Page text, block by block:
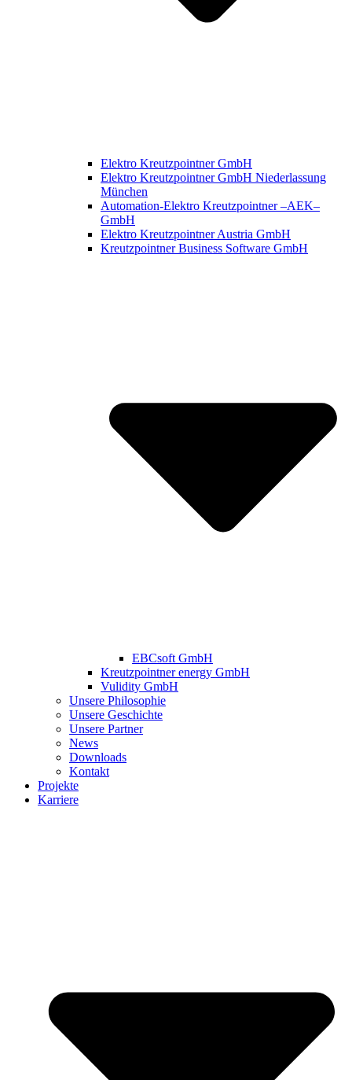
Elektro Kreutzpointner GmbH
Elektro Kreutzpointner GmbH Niederlassung
München
Automation-Elektro Kreutzpointner –AEK–
GmbH
Elektro Kreutzpointner Austria GmbH
Kreutzpointner Business Software GmbH
EBCsoft GmbH
Kreutzpointner energy GmbH
Vulidity GmbH
Unsere Philosophie
Unsere Geschichte
Unsere Partner
News
Downloads
Kontakt
Projekte
Karriere